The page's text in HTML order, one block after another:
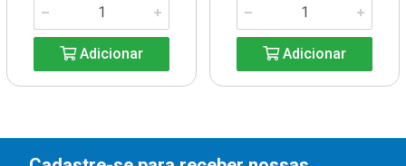
Adicionar Adicionar